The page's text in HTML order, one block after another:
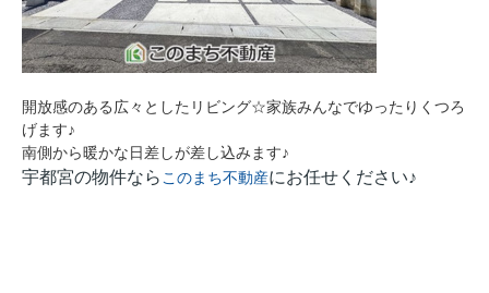
開放感のある広々としたリビング☆家族みんなでゆったりくつろ
げます♪
南側から暖かな日差しが差し込みます♪
宇都宮の物件なら このまち不動産にお任せください♪